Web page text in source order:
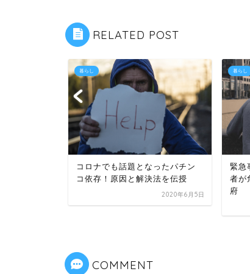
RELATED POST
暮らし
コロナでも話題となったパチン
コ依存！原因と解決法を伝授
2020年6月5日
暮らし
緊急
者が
府
COMMENT